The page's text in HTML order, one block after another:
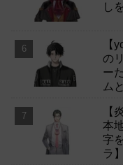
し
【
の
ー
ム
【
本
字
ラ】